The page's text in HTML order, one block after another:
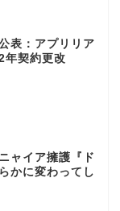
表：アプリリア
契約更改
ャイア擁護『ド
かに変わってし